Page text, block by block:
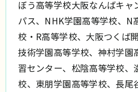
ぼう高等学校大阪なんばキャ
パス、NHK学園高等学校、N
校・R高等学校、大阪つくば
技術学園高等学校、神村学園
習センター、松陰高等学校、
校、東朋学園高等学校、長尾